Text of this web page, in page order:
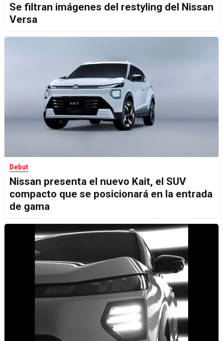
Se filtran imágenes del restyling del Nissan
Versa
Debut
Nissan presenta el nuevo Kait, el SUV
compacto que se posicionará en la entrada
de gama